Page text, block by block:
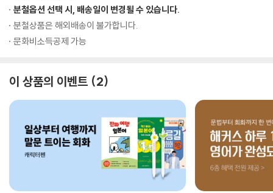
분철옵션 선택 시, 배송일이 변경될 수 있습니다.
분철상품은 해외배송이 불가합니다.
문화비소득공제 가능
이 상품의 이벤트 2